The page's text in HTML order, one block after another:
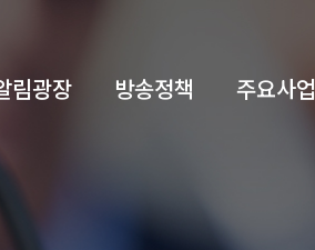
림광장 방송정책 주요사업